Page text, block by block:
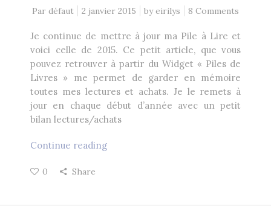
Par défaut 2 janvier 2015 byeirilys 8 Comments
Je continue de mettre à jour ma Pile à Lire et
voici celle de 2015. Ce petit article, que vous
pouvez retrouver à partir du Widget « Piles de
Livres » me permet de garder en mémoire
toutes mes lectures et achats. Je le remets à
jour en chaque début d’année avec un petit
bilan lectures/achats
Continue reading
0 Share